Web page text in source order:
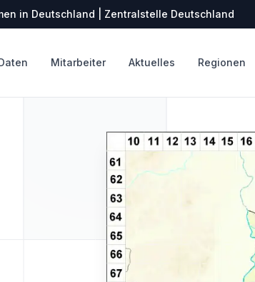
in Deutschland | Zentralstelle Deutschland
Mitarbeiter Aktuelles Regionen